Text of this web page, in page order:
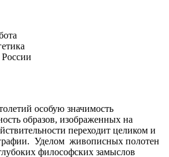
особую значимость
образов, изображенных на
переходит целиком и
Уделом живописных полотен
философских замыслов